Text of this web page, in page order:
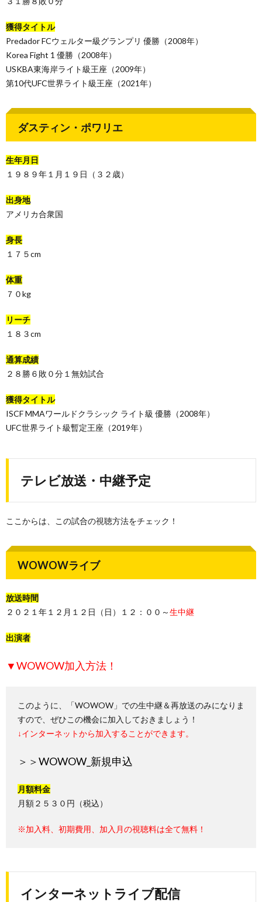
獲得タイトル
Predador FCウェルター級グランプリ 優勝（2008年）
Korea Fight 1 優勝（2008年）
USKBA東海岸ライト級王座（2009年）
第10代UFC世界ライト級王座（2021年）
ダスティン・ポワリエ
生年月日
１９８９年１月１９日（３２歳）
出身地
アメリカ合衆国
身長
１７５cm
体重
７０kg
リーチ
１８３cm
通算成績
２８勝６敗０分１無効試合
獲得タイトル
ISCF MMAワールドクラシック ライト級 優勝（2008年）
UFC世界ライト級暫定王座（2019年）
テレビ放送・中継予定
ここからは、この試合の視聴方法をチェック！
WOWOWライブ
放送時間
２０２１年１２月１２日（日）１２：００～生中継
出演者
▼WOWOW加入方法！
このように、「WOWOW」での生中継＆再放送のみになりま
すので、ぜひこの機会に加入しておきましょう！
↓インターネットから加入することができます。
＞＞WOWOW_新規申込
月額料金
月額２５３０円（税込）
※加入料、初期費用、加入月の視聴料は全て無料！
インターネットライブ配信